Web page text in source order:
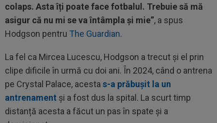
colaps. Asta îți poate face fotbalul. Trebuie să mă
asigur că nu mi se va întâmpla și mie”, a spus
Hodgson pentru The Guardian.
La fel ca Mircea Lucescu, Hodgson a trecut și el prin
clipe dificile în urmă cu doi ani. În 2024, când o antrena
pe Crystal Palace, acesta s-a prăbușit la un
antrenament și a fost dus la spital. La scurt timp
distanță acesta a făcut un pas în spate și a